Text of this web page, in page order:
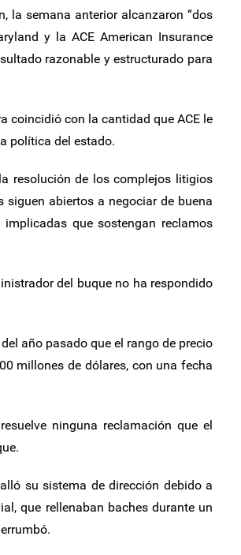
la semana anterior alcanzaron “dos
y la ACE American Insurance
razonable y estructurado para
coincidió con la cantidad que ACE le
política del estado.
resolución de los complejos litigios
siguen abiertos a negociar de buena
que sostengan reclamos
del buque no ha respondido
año pasado que el rango de precio
millones de dólares, con una fecha
ninguna reclamación que el
su sistema de dirección debido a
que rellenaban baches durante un